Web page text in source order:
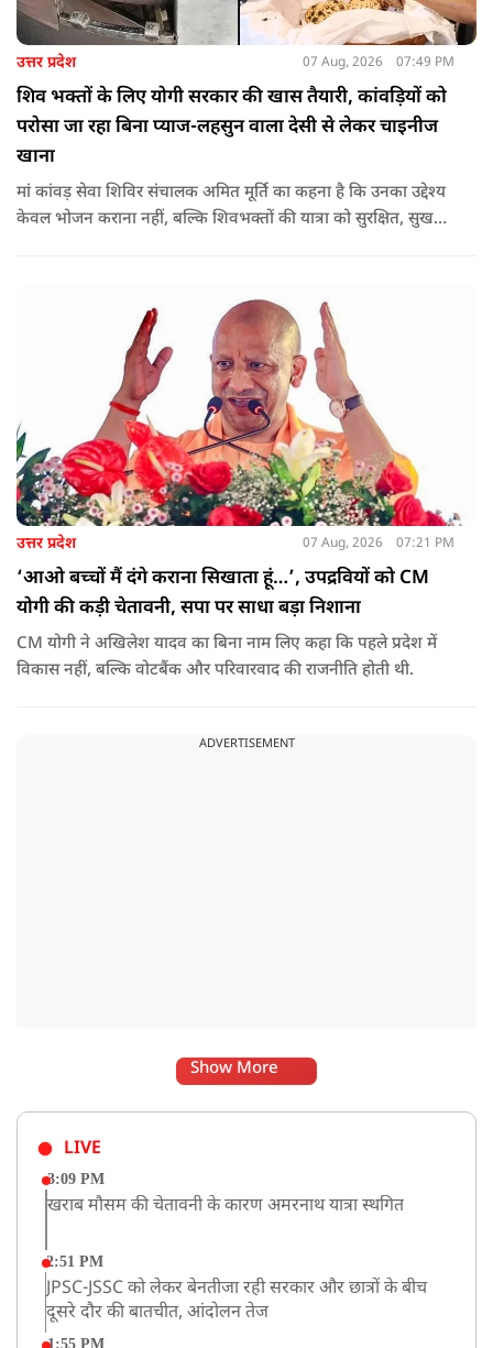
उत्तर प्रदेश 07 Aug, 2026 07:49 PM
शिव भक्तों के लिए योगी सरकार की खास तैयारी, कांवड़ियों को
परोसा जा रहा बिना प्याज-लहसुन वाला देसी से लेकर चाइनीज
खाना
मां कांवड़ सेवा शिविर संचालक अमित मूर्ति का कहना है कि उनका उद्देश्य
केवल भोजन कराना नहीं, बल्कि शिवभक्तों की यात्रा को सुरक्षित, सुखद
उत्तर प्रदेश 07 Aug, 2026 07:21 PM
‘आओ बच्चों मैं दंगे कराना सिखाता हूं…’, उपद्रवियों को CM
योगी की कड़ी चेतावनी, सपा पर साधा बड़ा निशाना
CM योगी ने अखिलेश यादव का बिना नाम लिए कहा कि पहले प्रदेश में
विकास नहीं, बल्कि वोटबैंक और परिवारवाद की राजनीति होती थी.
ADVERTISEMENT
Show More
LIVE
3:09 PM
खराब मौसम की चेतावनी के कारण अमरनाथ यात्रा स्थगित
2:51 PM
JPSC-JSSC को लेकर बेनतीजा रही सरकार और छात्रों के बीच
दूसरे दौर की बातचीत, आंदोलन तेज
1:55 PM